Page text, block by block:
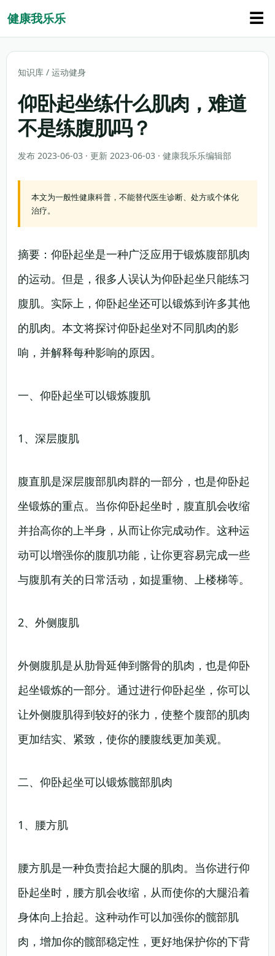
健康我乐乐 ☰
知识库 / 运动健身
仰卧起坐练什么肌肉，难道
不是练腹肌吗？
发布 2023-06-03 · 更新 2023-06-03 · 健康我乐乐编辑部
本文为一般性健康科普，不能替代医生诊断、处方或个体化
治疗。
摘要：仰卧起坐是一种广泛应用于锻炼腹部肌肉
的运动。但是，很多人误认为仰卧起坐只能练习
腹肌。实际上，仰卧起坐还可以锻炼到许多其他
的肌肉。本文将探讨仰卧起坐对不同肌肉的影
响，并解释每种影响的原因。
一、仰卧起坐可以锻炼腹肌
1、深层腹肌
腹直肌是深层腹部肌肉群的一部分，也是仰卧起
坐锻炼的重点。当你仰卧起坐时，腹直肌会收缩
并抬高你的上半身，从而让你完成动作。这种运
动可以增强你的腹肌功能，让你更容易完成一些
与腹肌有关的日常活动，如提重物、上楼梯等。
2、外侧腹肌
外侧腹肌是从肋骨延伸到髂骨的肌肉，也是仰卧
起坐锻炼的一部分。通过进行仰卧起坐，你可以
让外侧腹肌得到较好的张力，使整个腹部的肌肉
更加结实、紧致，使你的腰腹线更加美观。
二、仰卧起坐可以锻炼髋部肌肉
1、腰方肌
腰方肌是一种负责抬起大腿的肌肉。当你进行仰
卧起坐时，腰方肌会收缩，从而使你的大腿沿着
身体向上抬起。这种动作可以加强你的髋部肌
肉，增加你的髋部稳定性，更好地保护你的下背